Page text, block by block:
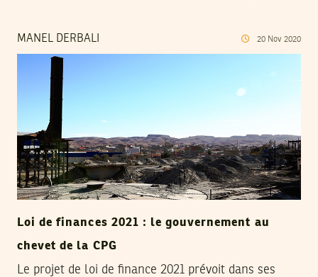
MANEL DERBALI 20 Nov 2020
Loi de finances 2021 : le gouvernement au
chevet de la CPG
Le projet de loi de finance 2021 prévoit dans ses